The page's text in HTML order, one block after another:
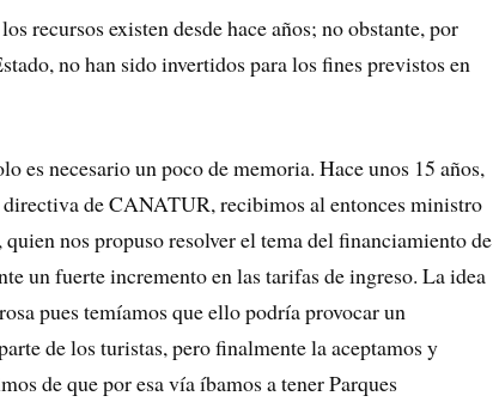
recursos existen desde hace años; no obstante, por
no han sido invertidos para los fines previstos en
es necesario un poco de memoria. Hace unos 15 años,
de CANATUR, recibimos al entonces ministro
nos propuso resolver el tema del financiamiento de
un fuerte incremento en las tarifas de ingreso. La idea
pues temíamos que ello podría provocar un
de los turistas, pero finalmente la aceptamos y
de que por esa vía íbamos a tener Parques